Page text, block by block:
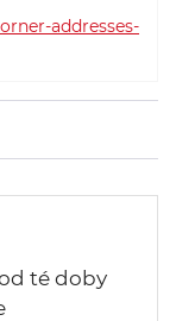
addresses-
té doby